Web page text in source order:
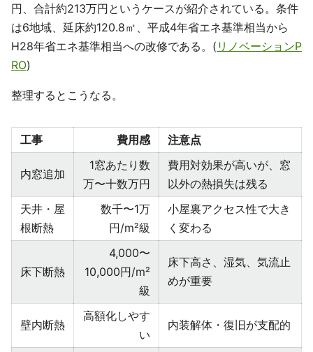
円、合計約213万円というケースが紹介されている。条件
は6地域、延床約120.8㎡、平成4年省エネ基準相当から
H28年省エネ基準相当への改修である。( リノベーションP
RO)
整理するとこうなる。
工事 費用感 注意点
内窓追加
1窓あたり数
万〜十数万円
費用対効果が高いが、窓
以外の熱損失は残る
天井・屋
根断熱
数千〜1万
円/m²級
小屋裏アクセス性で大き
く変わる
床下断熱
4,000〜
10,000円/m²
級
床下高さ、湿気、気流止
めが重要
壁内断熱
高額化しやす
い
内装解体・復旧が支配的